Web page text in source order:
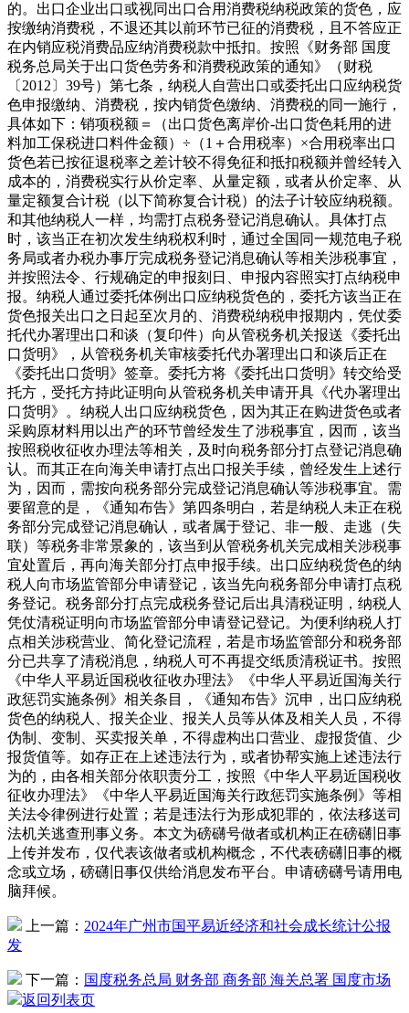
的。出口企业出口或视同出口合用消费税纳税政策的货色，应
按缴纳消费税，不退还其以前环节已征的消费税，且不答应正
在内销应税消费品应纳消费税款中抵扣。按照《财务部 国度
税务总局关于出口货色劳务和消费税政策的通知》（财税
〔2012〕39号）第七条，纳税人自营出口或委托出口应纳税货
色申报缴纳、消费税，按内销货色缴纳、消费税的同一施行，
具体如下：销项税额＝（出口货色离岸价-出口货色耗用的进
料加工保税进口料件金额）÷（1＋合用税率）×合用税率出口
货色若已按征退税率之差计较不得免征和抵扣税额并曾经转入
成本的，消费税实行从价定率、从量定额，或者从价定率、从
量定额复合计税（以下简称复合计税）的法子计较应纳税额。
和其他纳税人一样，均需打点税务登记消息确认。具体打点
时，该当正在初次发生纳税权利时，通过全国同一规范电子税
务局或者办税办事厅完成税务登记消息确认等相关涉税事宜，
并按照法令、行规确定的申报刻日、申报内容照实打点纳税申
报。纳税人通过委托体例出口应纳税货色的，委托方该当正在
货色报关出口之日起至次月的、消费税纳税申报期内，凭仗委
托代办署理出口和谈（复印件）向从管税务机关报送《委托出
口货明》，从管税务机关审核委托代办署理出口和谈后正在
《委托出口货明》签章。委托方将《委托出口货明》转交给受
托方，受托方持此证明向从管税务机关申请开具《代办署理出
口货明》。纳税人出口应纳税货色，因为其正在购进货色或者
采购原材料用以出产的环节曾经发生了涉税事宜，因而，该当
按照税收征收办理法等相关，及时向税务部分打点登记消息确
认。而其正在向海关申请打点出口报关手续，曾经发生上述行
为，因而，需按向税务部分完成登记消息确认等涉税事宜。需
要留意的是，《通知布告》第四条明白，若是纳税人未正在税
务部分完成登记消息确认，或者属于登记、非一般、走逃（失
联）等税务非常景象的，该当到从管税务机关完成相关涉税事
宜处置后，再向海关部分打点申报手续。出口应纳税货色的纳
税人向市场监管部分申请登记，该当先向税务部分申请打点税
务登记。税务部分打点完成税务登记后出具清税证明，纳税人
凭仗清税证明向市场监管部分申请登记登记。为便利纳税人打
点相关涉税营业、简化登记流程，若是市场监管部分和税务部
分已共享了清税消息，纳税人可不再提交纸质清税证书。按照
《中华人平易近国税收征收办理法》《中华人平易近国海关行
政惩罚实施条例》相关条目，《通知布告》沉申，出口应纳税
货色的纳税人、报关企业、报关人员等从体及相关人员，不得
伪制、变制、买卖报关单，不得虚构出口营业、虚报货值、少
报货值等。如存正在上述违法行为，或者协帮实施上述违法行
为的，由各相关部分依职责分工，按照《中华人平易近国税收
征收办理法》《中华人平易近国海关行政惩罚实施条例》等相
关法令律例进行处置；若是违法行为形成犯罪的，依法移送司
法机关逃查刑事义务。本文为磅礴号做者或机构正在磅礴旧事
上传并发布，仅代表该做者或机构概念，不代表磅礴旧事的概
念或立场，磅礴旧事仅供给消息发布平台。申请磅礴号请用电
脑拜候。
上一篇： 2024年广州市国平易近经济和社会成长统计公报
发
下一篇： 国度税务总局 财务部 商务部 海关总署 国度市场
返回列表页